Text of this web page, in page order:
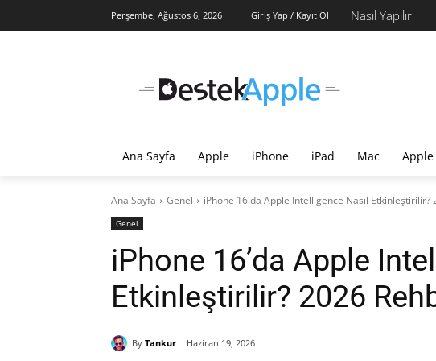
Perşembe, Ağustos 6, 2026 Giriş Yap / Kayıt Ol Nasıl Yapılır
Ana Sayfa Apple iPhone iPad Mac Apple
Ana Sayfa Genel iPhone 16'da Apple Intelligence Nasıl Etkinleştirilir?
Genel
iPhone 16’da Apple
Etkinleştirilir? 2026
By Tankur Haziran 19, 2026